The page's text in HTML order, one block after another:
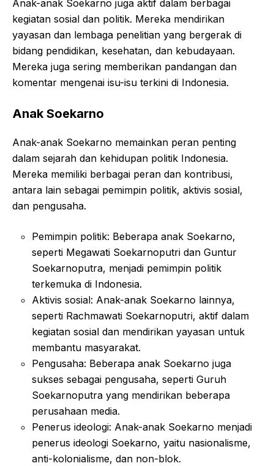
Anak-anak Soekarno juga aktif dalam berbagai
kegiatan sosial dan politik. Mereka mendirikan
yayasan dan lembaga penelitian yang bergerak di
bidang pendidikan, kesehatan, dan kebudayaan.
Mereka juga sering memberikan pandangan dan
komentar mengenai isu-isu terkini di Indonesia.
Anak Soekarno
Anak-anak Soekarno memainkan peran penting
dalam sejarah dan kehidupan politik Indonesia.
Mereka memiliki berbagai peran dan kontribusi,
antara lain sebagai pemimpin politik, aktivis sosial,
dan pengusaha.
Pemimpin politik: Beberapa anak Soekarno,
seperti Megawati Soekarnoputri dan Guntur
Soekarnoputra, menjadi pemimpin politik
terkemuka di Indonesia.
Aktivis sosial: Anak-anak Soekarno lainnya,
seperti Rachmawati Soekarnoputri, aktif dalam
kegiatan sosial dan mendirikan yayasan untuk
membantu masyarakat.
Pengusaha: Beberapa anak Soekarno juga
sukses sebagai pengusaha, seperti Guruh
Soekarnoputra yang mendirikan beberapa
perusahaan media.
Penerus ideologi: Anak-anak Soekarno menjadi
penerus ideologi Soekarno, yaitu nasionalisme,
anti-kolonialisme, dan non-blok.